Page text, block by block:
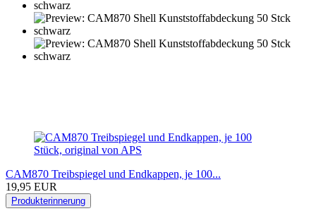
CAM870 Treibspiegel und Endkappen, je 100...
19,95 EUR
Produkterinnerung